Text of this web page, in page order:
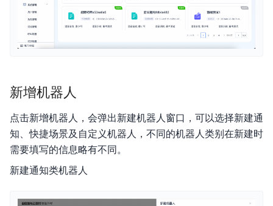
对接主叫号码
快速入门
开放平台
常见问题
相关协议
新增机器人
点击新增机器人，会弹出新建机器人窗口，可以选择新建通
知、快捷场景及自定义机器人，不同的机器人类别在新建时
需要填写的信息略有不同。
新建通知类机器人